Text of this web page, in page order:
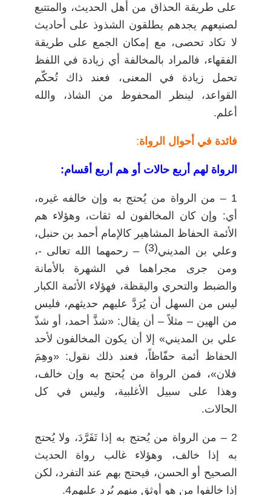
على طريقة الحذاق من أهل الحديث، والمتتبع
لصنيعهم يجدهم يطلقون الشذوذ على أحاديث
لا تكاد تحصى، مع إمكان الجمع على طريقة
الفقهاء، فالمراد بالمخالفة أي زيادة في اللفظ
تحمل زيادة في المعنى، فعند ذاك تُحكّم
القواعد، لينظر المحفوظ من الشاذ، والله
أعلم.
فائدة في أحوال الرواة:
الرواة لهم أربع حالات أو هم أربع أقسام:
1 – من الرواة من يُحتج به وإن خالفه غيره،
أي: وإن كان المخالفون له ثقات، وهؤلاء هم
الأئمة الحفاظ المشاهير كالإمام أحمد بن حنبل،
وعلي بن المديني(3)
– رحمهما الله تعالى -،
ومن جرى مجراهما في الشهرة بالأمانة
والضبط والتحري واليقظة، فهؤلاء الأئمة الكبار
ليس من السهل أن يُرَدَّ عليهم حديثهم، فليس
من الهين – مثلاً – أن يقال: «شذَّ أحمد، أو شذّ
علي بن المديني» إلا أن يكون المخالفون لأحد
الحفاظ أئمة حفّاظاً، فعند ذلك نقول: «وهِمَ
فلان»، فمن الرواة من يُحتج به وإن خالف،
وهذا على سبيل الأغلبية، وليس في كل
الحالات.
2 – من الرواة من يُحتج به إذا تَفَرَّدَ، ولا يُحتج
به إذا خالف، وهؤلاء غالب رواة الحديث
الصحيح أو الحسن، فيحتج بهم عند التفرد، لكن
إذا خالفوا من هو أوثق منهم يُرد عليهم4.